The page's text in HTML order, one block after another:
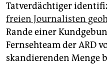
Tatverdächtiger
freien Journalisten
Rande einer
Fernsehteam der ARD
skandierenden Menge